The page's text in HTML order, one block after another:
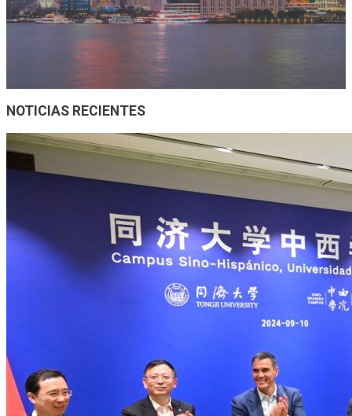
NOTICIAS RECIENTES